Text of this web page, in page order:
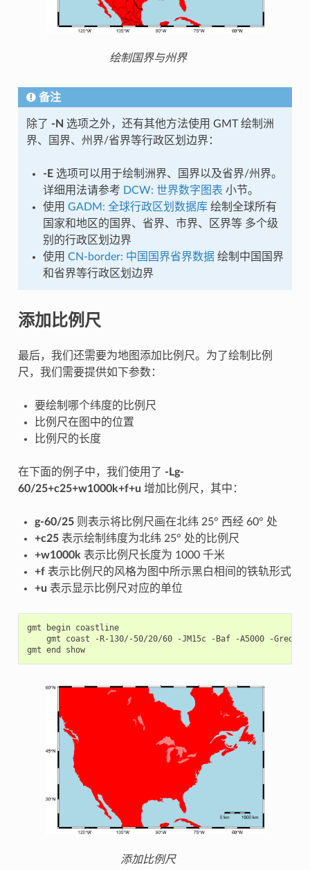
绘制国界与州界
备注
除了 -N 选项之外，还有其他方法使用 GMT 绘制洲
界、国界、州界/省界等行政区划边界：
-E选项可以用于绘制洲界、国界以及省界/州界。
详细用法请参考 DCW: 世界数字图表 小节。
使用 GADM: 全球行政区划数据库绘制全球所有
国家和地区的国界、省界、市界、区界等 多个级
别的行政区划边界
使用 CN-border: 中国国界省界数据绘制中国国界
和省界等行政区划边界
添加比例尺
最后，我们还需要为地图添加比例尺。为了绘制比例
尺，我们需要提供如下参数：
要绘制哪个纬度的比例尺
比例尺在图中的位置
比例尺的长度
在下面的例子中，我们使用了 -Lg-
60/25+c25+w1000k+f+u 增加比例尺，其中：
g-60/25则表示将比例尺画在北纬 25° 西经 60° 处
+c25表示绘制纬度为北纬 25° 处的比例尺
+w1000k 表示比例尺长度为 1000 千米
+f表示比例尺的风格为图中所示黑白相间的铁轨形式
+u 表示显示比例尺对应的单位
gmt begin
coastline
gmt
coast -R-130/-50/20/60 -JM15c -Baf -A5000 -Gred
gmt end show
添加比例尺